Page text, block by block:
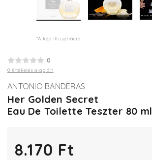
*A kép illusztráció
0
0 értékelés alapján
ANTONIO BANDERAS
Her Golden Secret
Eau De Toilette Teszter 80 ml
8.170 Ft